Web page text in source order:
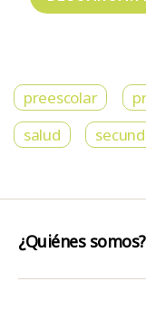
preescolar
salud
¿Quiénes somos?